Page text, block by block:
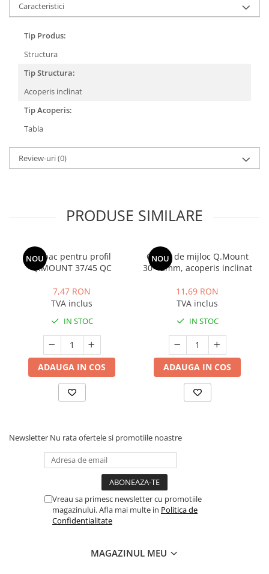
Caracteristici
Tip Produs:
Structura
Tip Structura:
Acoperis inclinat
Tip Acoperis:
Tabla
Review-uri(0)
PRODUSE SIMILARE
NOU
Capac pentru profil
Q.MOUNT 37/45 QC
7,47 RON
TVA inclus
IN STOC
ADAUGA IN COS
NOU
Clema de mijloc Q.Mount
30-42mm, acoperis inclinat
11,69 RON
TVA inclus
IN STOC
ADAUGA IN COS
Newsletter Nu rata ofertele si promotiile noastre
Vreau sa primesc newsletter cu promotiile
magazinului. Afla mai multe in Politica de
Confidentialitate
MAGAZINUL MEU